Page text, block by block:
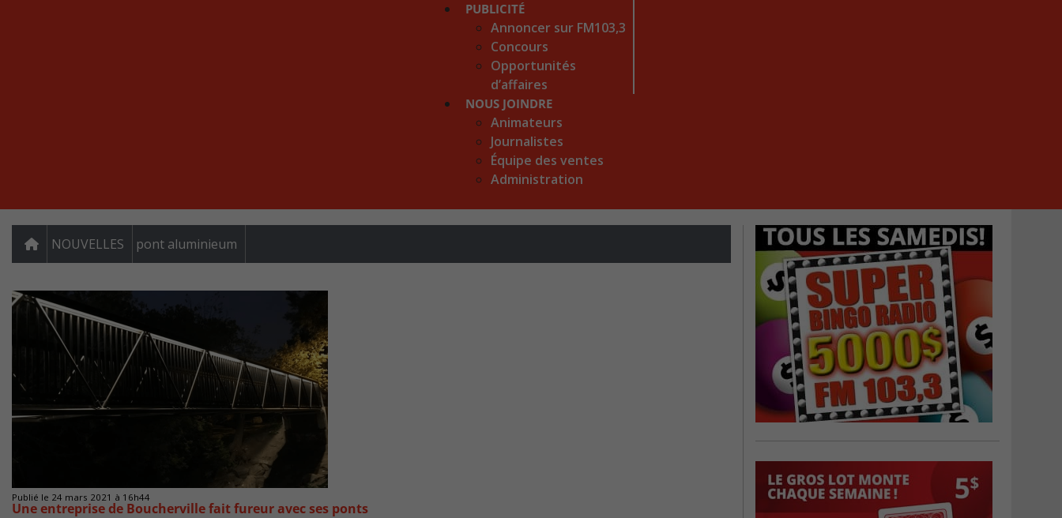
PUBLICITÉ
Annoncer sur FM103,3
Concours
Opportunités
d’affaires
NOUS JOINDRE
Animateurs
Journalistes
Équipe des ventes
Administration
NOUVELLES pont aluminieum
Publié le 24 mars 2021 à 16h44
Une entreprise de Boucherville fait fureur avec ses ponts